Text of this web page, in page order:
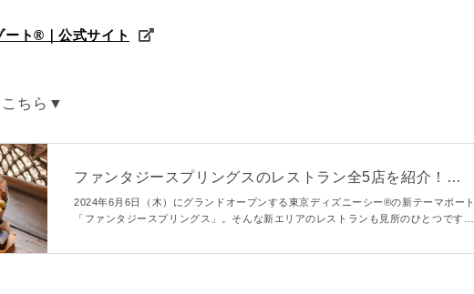
ート®｜公式サイト
こちら▼
ファンタジースプリングスのレストラン全5店を紹介！お
すすめグルメや各店の特徴は？ - macaroni
2024年6月6日（木）にグランドオープンする東京ディズニーシー®の新テーマポート
「ファンタジースプリングス」。そんな新エリアのレストランも見所のひとつです。